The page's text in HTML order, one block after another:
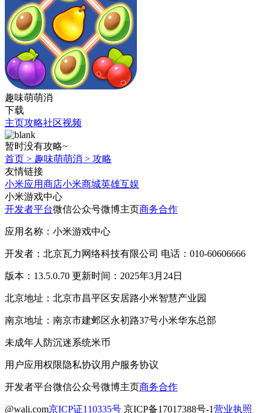
趣味萌萌消
下载
主页攻略社区视频
暂时没有攻略~
首页 > 趣味萌萌消 > 攻略
友情链接
小米应用商店小米商城英雄互娱
小米游戏中心
开发者平台微信公众号微博主页商务合作
应用名称：小米游戏中心
开发者：北京瓦力网络科技有限公司 电话：010-60606666
版本：13.5.0.70 更新时间：2025年3月24日
北京地址：北京市昌平区安居路小米智慧产业园
南京地址：南京市建邺区永初路37号小米华东总部
未成年人防沉迷系统米币
用户应用权限隐私协议用户服务协议
开发者平台微信公众号微博主页商务合作
@wali.com京ICP证110335号 京ICP备17017388号-1营业执照